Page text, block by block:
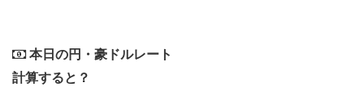
本日の円・豪ドルレート
計算すると？